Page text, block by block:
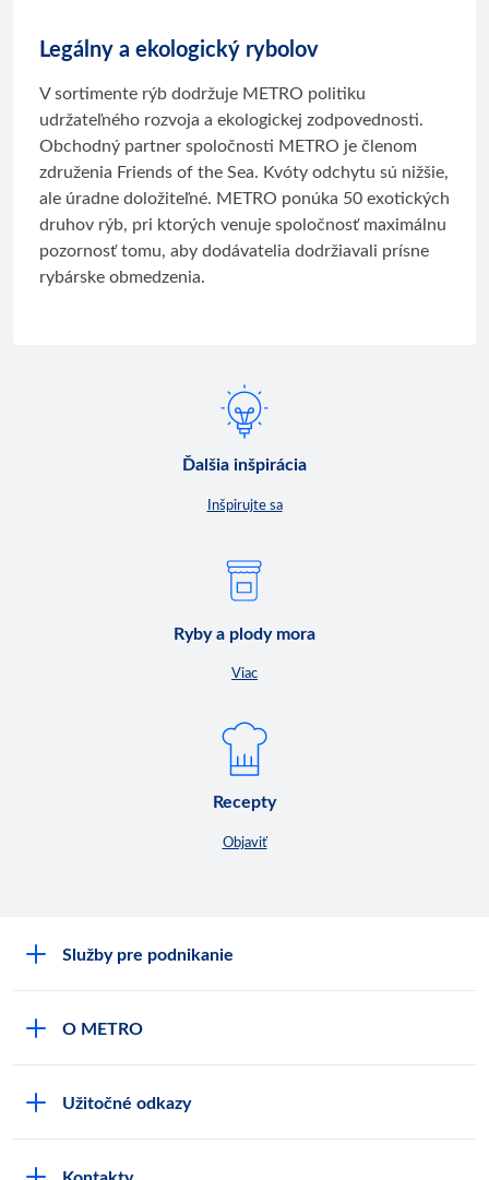
Legálny a ekologický rybolov
V sortimente rýb dodržuje METRO politiku
udržateľného rozvoja a ekologickej zodpovednosti.
Obchodný partner spoločnosti METRO je členom
združenia Friends of the Sea. Kvóty odchytu sú nižšie,
ale úradne doložiteľné. METRO ponúka 50 exotických
druhov rýb, pri ktorých venuje spoločnosť maximálnu
pozornosť tomu, aby dodávatelia dodržiavali prísne
rybárske obmedzenia.
Ďalšia inšpirácia
Inšpirujte sa
Ryby a plody mora
Viac
Recepty
Objaviť
Služby pre podnikanie
O METRO
Užitočné odkazy